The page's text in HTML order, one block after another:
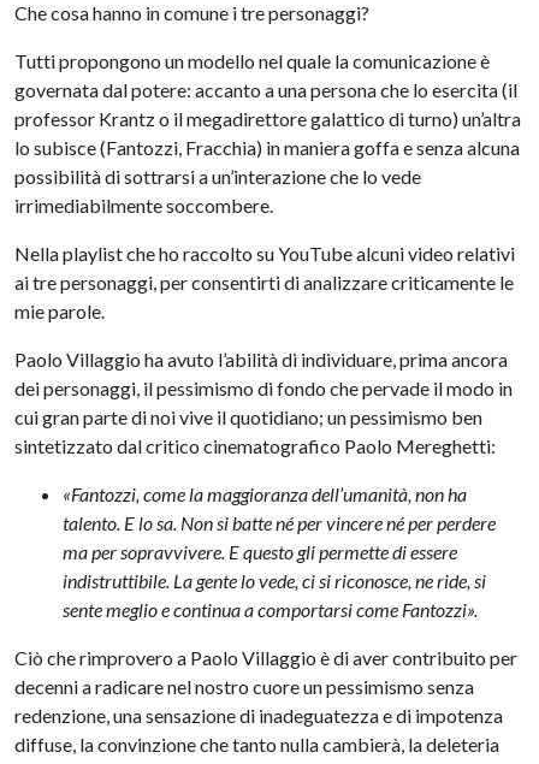
Che cosa hanno in comune i tre personaggi?
Tutti propongono un modello nel quale la comunicazione è
governata dal potere: accanto a una persona che lo esercita (il
professor Krantz o il megadirettore galattico di turno) un’altra
lo subisce (Fantozzi, Fracchia) in maniera goffa e senza alcuna
possibilità di sottrarsi a un’interazione che lo vede
irrimediabilmente soccombere.
Nella playlist che ho raccolto su YouTube alcuni video relativi
ai tre personaggi, per consentirti di analizzare criticamente le
mie parole.
Paolo Villaggio ha avuto l’abilità di individuare, prima ancora
dei personaggi, il pessimismo di fondo che pervade il modo in
cui gran parte di noi vive il quotidiano; un pessimismo ben
sintetizzato dal critico cinematografico Paolo Mereghetti:
«Fantozzi, come la maggioranza dell’umanità, non ha
talento. E lo sa. Non si batte né per vincere né per perdere
ma per sopravvivere. E questo gli permette di essere
indistruttibile. La gente lo vede, ci si riconosce, ne ride, si
sente meglio e continua a comportarsi come Fantozzi».
Ciò che rimprovero a Paolo Villaggio è di aver contribuito per
decenni a radicare nel nostro cuore un pessimismo senza
redenzione, una sensazione di inadeguatezza e di impotenza
diffuse, la convinzione che tanto nulla cambierà, la deleteria